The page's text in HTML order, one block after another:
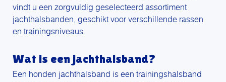
vindt u een zorgvuldig geselecteerd assortiment
jachthalsbanden, geschikt voor verschillende rassen
en trainingsniveaus.
Wat is een jachthalsband?
Een honden jachthalsband is een trainingshalsband